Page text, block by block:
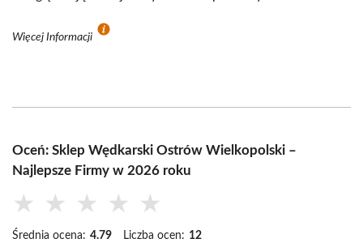
Więcej Informacji
Oceń: Sklep Wędkarski Ostrów Wielkopolski –
Najlepsze Firmy w 2026 roku
★ ★ ★ ★ ★
Średnia ocena: 4.79 Liczba ocen: 12